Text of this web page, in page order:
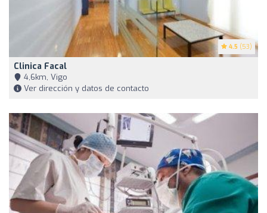
4.5 (53)
Clinica Facal
4,6km, Vigo
Ver dirección y datos de contacto